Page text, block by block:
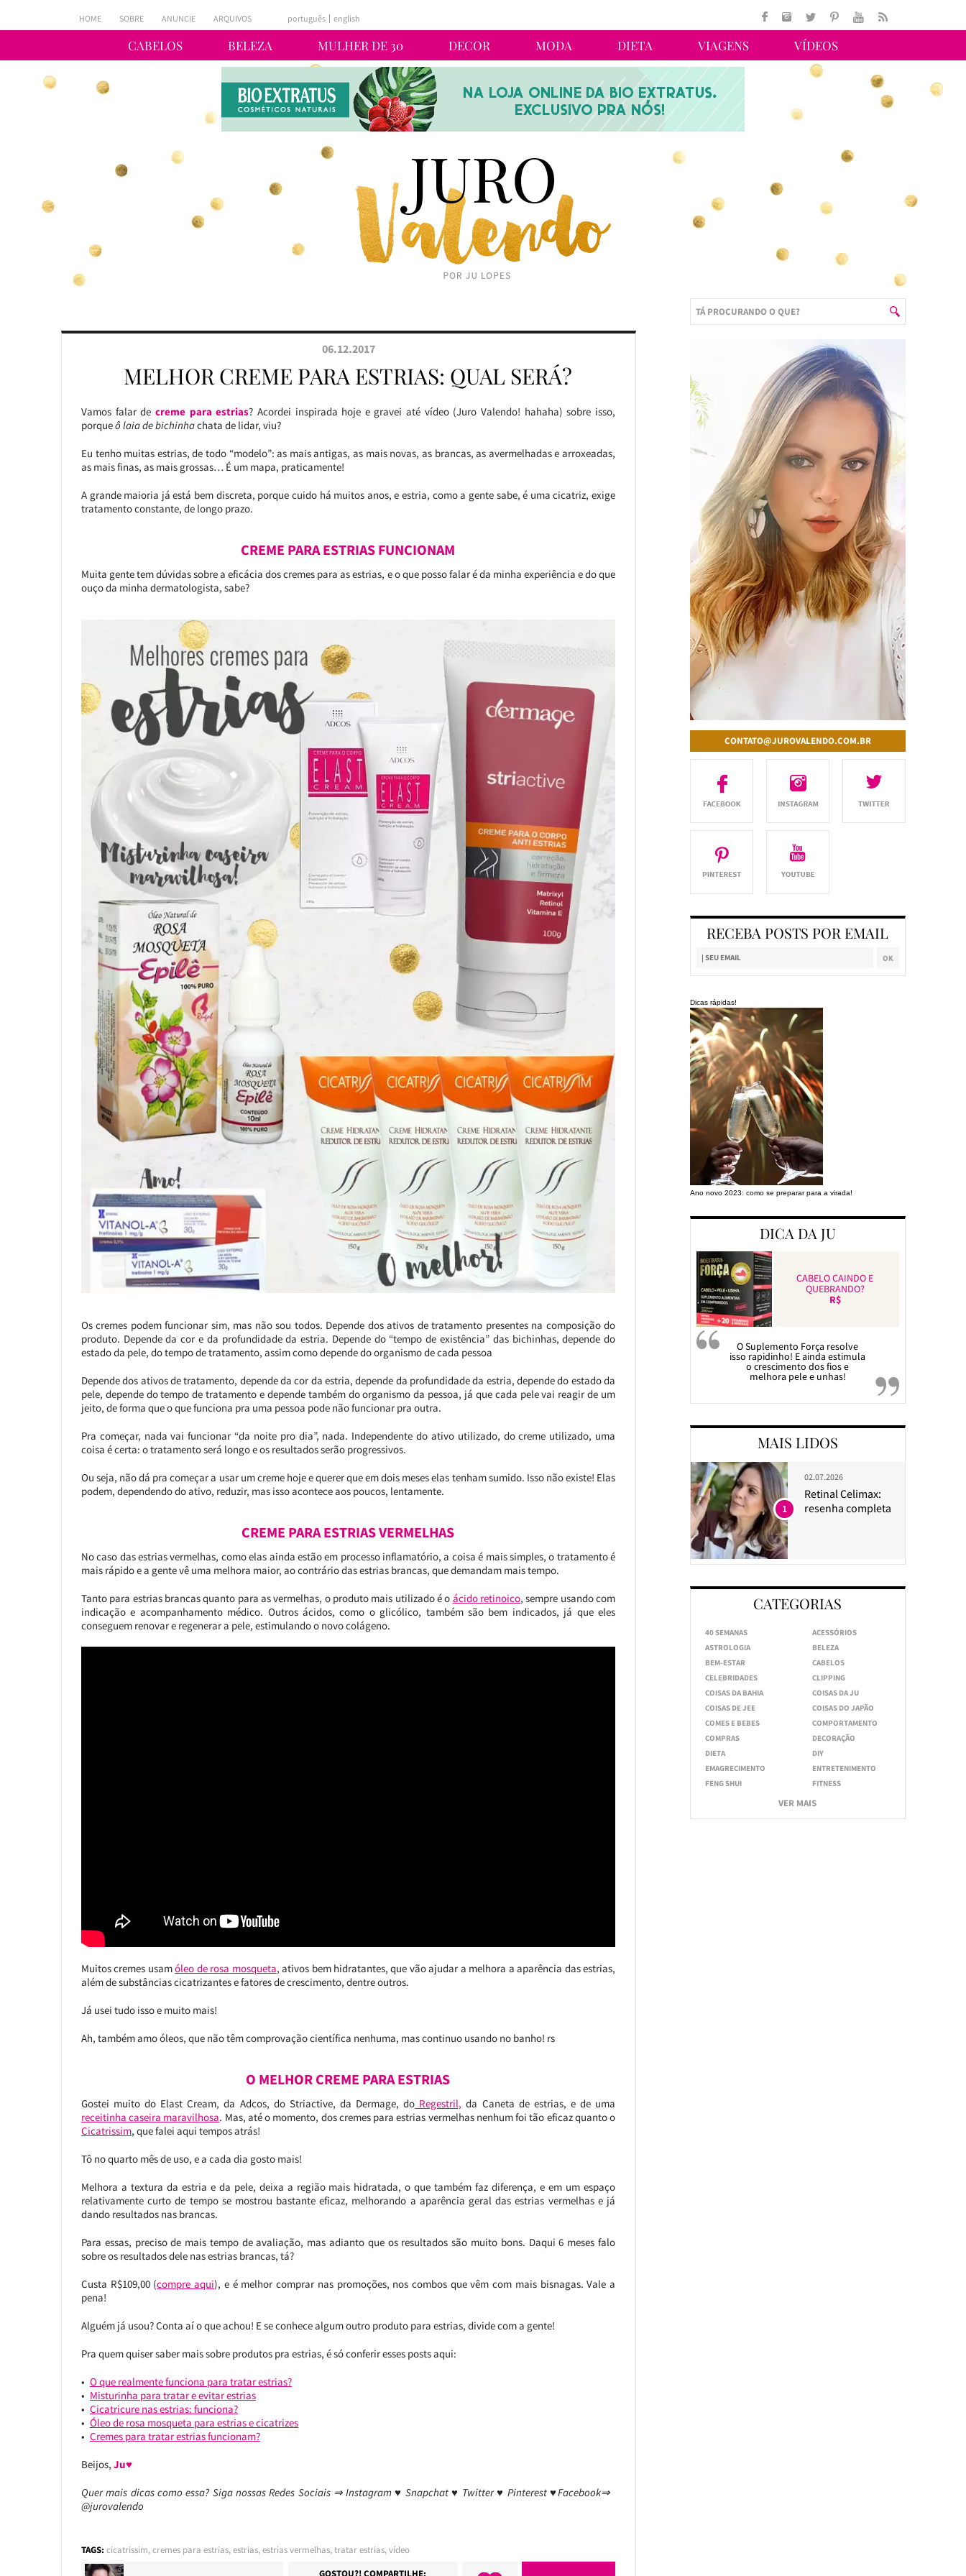
CABELOS BELEZA MULHER DE 30 DECOR MODA DIETA VIAGENS VÍDEOS
HOME SOBRE ANUNCIE ARQUIVOS português english
06.12.2017
MELHOR CREME PARA ESTRIAS: QUAL SERÁ?
Vamos falar de creme para estrias? Acordei inspirada hoje e gravei até vídeo (Juro Valendo! hahaha) sobre isso,
porqueô laia de bichinhachata de lidar, viu?
Eu tenho muitas estrias, de todo “modelo”: as mais antigas, as mais novas, as brancas, as avermelhadas e arroxeadas,
as mais finas, as mais grossas… É um mapa, praticamente!
A grande maioria já está bem discreta, porque cuido há muitos anos, e estria, como a gente sabe, é uma cicatriz, exige
tratamento constante, de longo prazo.
CREME PARA ESTRIAS FUNCIONAM
Muita gente tem dúvidas sobre a eficácia dos cremes para as estrias, e o que posso falar é da minha experiência e do que
ouço da minha dermatologista, sabe?
Os cremes podem funcionar sim, mas não sou todos. Depende dos ativos de tratamento presentes na composição do
produto. Depende da cor e da profundidade da estria. Depende do “tempo de existência” das bichinhas, depende do
estado da pele, do tempo de tratamento, assim como depende do organismo de cada pessoa
Depende dos ativos de tratamento, depende da cor da estria, depende da profundidade da estria, depende do estado da
pele, depende do tempo de tratamento e depende também do organismo da pessoa, já que cada pele vai reagir de um
jeito, de forma que o que funciona pra uma pessoa pode não funcionar pra outra.
Pra começar, nada vai funcionar “da noite pro dia”, nada. Independente do ativo utilizado, do creme utilizado, uma
coisa é certa: o tratamento será longo e os resultados serão progressivos.
Ou seja, não dá pra começar a usar um creme hoje e querer que em dois meses elas tenham sumido. Isso não existe! Elas
podem, dependendo do ativo, reduzir, mas isso acontece aos poucos, lentamente.
CREME PARA ESTRIAS VERMELHAS
No caso das estrias vermelhas, como elas ainda estão em processo inflamatório, a coisa é mais simples, o tratamento é
mais rápido e a gente vê uma melhora maior, ao contrário das estrias brancas, que demandam mais tempo.
Tanto para estrias brancas quanto para as vermelhas, o produto mais utilizado é o ácido retinoico, sempre usando com
indicação e acompanhamento médico. Outros ácidos, como o glicólico, também são bem indicados, já que eles
conseguem renovar e regenerar a pele, estimulando o novo colágeno.
Muitos cremes usamóleo de rosa mosqueta, ativos bem hidratantes, que vão ajudar a melhora a aparência das estrias,
além de substâncias cicatrizantes e fatores de crescimento, dentre outros.
Já usei tudo isso e muito mais!
Ah, também amo óleos, que não têm comprovação científica nenhuma, mas continuo usando no banho! rs
O MELHOR CREME PARA ESTRIAS
Gostei muito do Elast Cream, da Adcos, do Striactive, da Dermage, do Regestril, da Caneta de estrias, e de uma
receitinha caseira maravilhosa. Mas, até o momento, dos cremes para estrias vermelhas nenhum foi tão eficaz quanto o
Cicatrissim, que falei aqui tempos atrás!
Tô no quarto mês de uso, e a cada dia gosto mais!
Melhora a textura da estria e da pele, deixa a região mais hidratada, o que também faz diferença, e em um espaço
relativamente curto de tempo se mostrou bastante eficaz, melhorando a aparência geral das estrias vermelhas e já
dando resultados nas brancas.
Para essas, preciso de mais tempo de avaliação, mas adianto que os resultados são muito bons. Daqui 6 meses falo
sobre os resultados dele nas estrias brancas, tá?
Custa R$109,00 (compre aqui), e é melhor comprar nas promoções, nos combos que vêm com mais bisnagas. Vale a
pena!
Alguém já usou? Conta aí o que achou! E se conhece algum outro produto para estrias, divide com a gente!
Pra quem quiser saber mais sobre produtos pra estrias, é só conferir esses posts aqui:
O que realmente funciona para tratar estrias?
Misturinha para tratar e evitar estrias
Cicatricure nas estrias: funciona?
Óleo de rosa mosqueta para estrias e cicatrizes
Cremes para tratar estrias funcionam?
Beijos, Ju♥
Quer mais dicas como essa? Siga nossas Redes Sociais ⇒ Instagram ♥ Snapchat ♥ Twitter ♥ Pinterest ♥Facebook⇒
@jurovalendo
TAGS: cicatrissim,cremes para estrias,estrias,estrias vermelhas,tratar estrias,vídeo
CONTATO@JUROVALENDO.COM.BR
RECEBA POSTS POR EMAIL
Dicas rápidas!
Ano novo 2023: como se preparar para a virada!
DICA DA JU
CABELO CAINDO E
QUEBRANDO?
R$
O Suplemento Força resolve
isso rapidinho! E ainda estimula
o crescimento dos fios e
melhora pele e unhas!
MAIS LIDOS
02.07.2026
Retinal Celimax:
resenha completa
1
CATEGORIAS
40 SEMANAS
ACESSÓRIOS
ASTROLOGIA
BELEZA
BEM-ESTAR
CABELOS
CELEBRIDADES
CLIPPING
COISAS DA BAHIA
COISAS DA JU
COISAS DE JEE
COISAS DO JAPÃO
COMES E BEBES
COMPORTAMENTO
COMPRAS
DECORAÇÃO
DIETA
DIY
EMAGRECIMENTO
ENTRETENIMENTO
FENG SHUI
FITNESS
VER MAIS